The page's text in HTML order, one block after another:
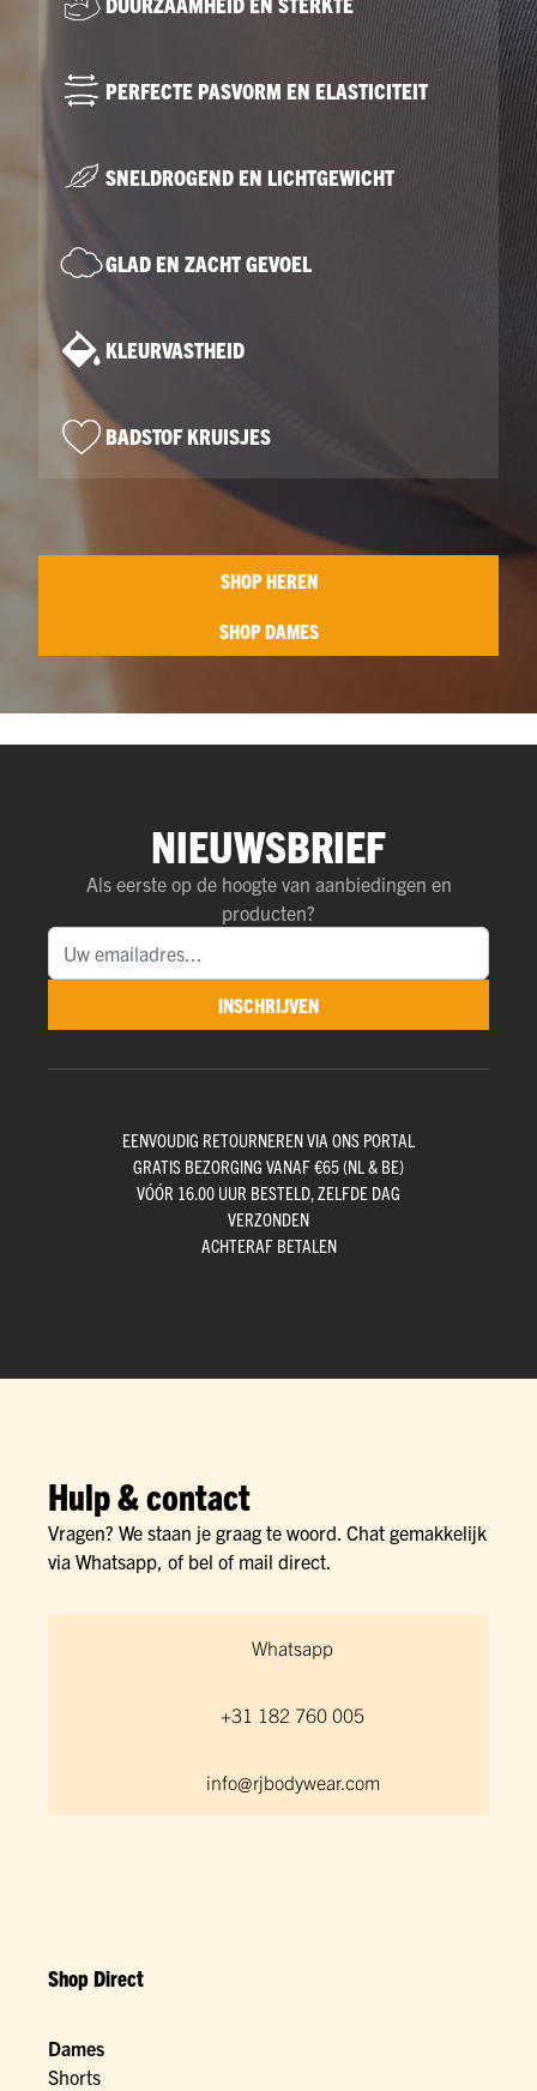
PERFECTE PASVORM EN ELASTICITEIT
SNELDROGEND EN LICHTGEWICHT
GLAD EN ZACHT GEVOEL
KLEURVASTHEID
BADSTOF KRUISJES
SHOP HEREN
SHOP DAMES
NIEUWSBRIEF
Als eerste op de hoogte van aanbiedingen en
producten?
INSCHRIJVEN
EENVOUDIG RETOURNEREN VIA ONS PORTAL
GRATIS BEZORGING VANAF €65 (NL & BE)
VÓÓR 16.00 UUR BESTELD, ZELFDE DAG
VERZONDEN
ACHTERAF BETALEN
Hulp & contact
Vragen? We staan je graag te woord. Chat gemakkelijk
via Whatsapp, of bel of mail direct.
Whatsapp
+31 182 760 005
info@rjbodywear.com
Shop Direct
Dames
Shorts